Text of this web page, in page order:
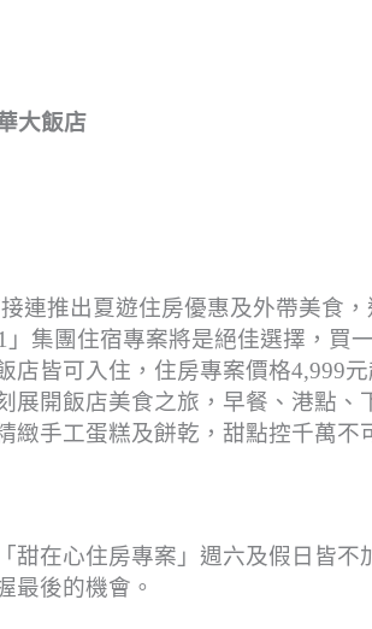
大飯店
連推出夏遊住房優惠及外帶美食
集團住宿專案將是絕佳選擇，買
店皆可入住，住房專案價格4,999
展開飯店美食之旅，早餐、港點、
緻手工蛋糕及餅乾，甜點控千萬不
甜在心住房專案」週六及假日皆不
最後的機會。